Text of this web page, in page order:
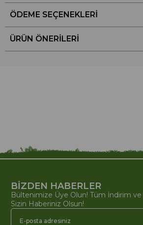
ÖDEME SEÇENEKLERI
ÜRÜN ÖNERILERI
BİZDEN HABERLER
Bültenimize Üye Olun! Tüm İndirim ve
Sizin Haberiniz Olsun!